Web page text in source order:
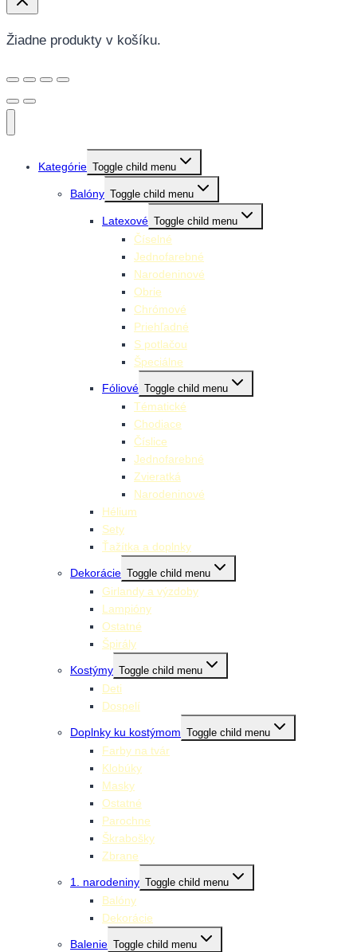
Žiadne produkty v košíku.
Kategórie Toggle child menu
Balóny Toggle child menu
Latexové Toggle child menu
Číselné
Jednofarebné
Narodeninové
Obrie
Chrómové
Priehľadné
S potlačou
Špeciálne
Fóliové Toggle child menu
Tématické
Chodiace
Číslice
Jednofarebné
Zvieratká
Narodeninové
Hélium
Sety
Ťažítka a doplnky
Dekorácie Toggle child menu
Girlandy a výzdoby
Lampióny
Ostatné
Špirály
Kostýmy Toggle child menu
Deti
Dospelí
Doplnky ku kostýmom Toggle child menu
Farby na tvár
Klobúky
Masky
Ostatné
Parochne
Škrabošky
Zbrane
1. narodeniny Toggle child menu
Balóny
Dekorácie
Balenie Toggle child menu